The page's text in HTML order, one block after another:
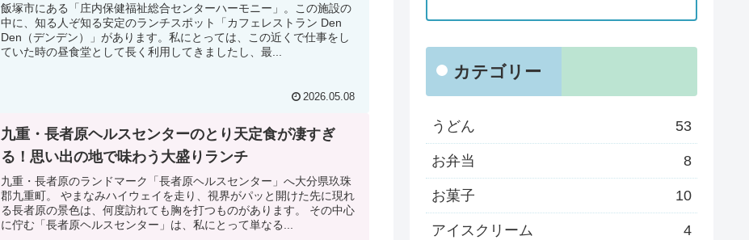
飯塚市にある「庄内保健福祉総合センターハーモニー」。この施設の
中に、知る人ぞ知る安定のランチスポット「カフェレストラン Den
Den（デンデン）」があります。私にとっては、この近くで仕事をし
ていた時の昼食堂として長く利用してきましたし、最...
2026.05.08
九重・長者原ヘルスセンターのとり天定食が凄すぎ
る！思い出の地で味わう大盛りランチ
九重・長者原のランドマーク「長者原ヘルスセンター」へ大分県玖珠
郡九重町。 やまなみハイウェイを走り、視界がパッと開けた先に現れ
る長者原の景色は、何度訪れても胸を打つものがあります。 その中心
に佇む「長者原ヘルスセンター」は、私にとって単なる...
カテゴリー
うどん 53
お弁当 8
お菓子 10
アイスクリーム 4